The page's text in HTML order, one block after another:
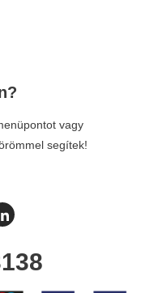
vagy
segítek!